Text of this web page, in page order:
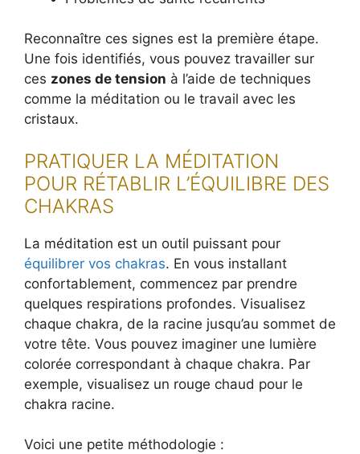
Reconnaître ces signes est la première étape.
Une fois identifiés, vous pouvez travailler sur
ces zones de tension à l’aide de techniques
comme la méditation ou le travail avec les
cristaux.
PRATIQUER LA MÉDITATION
POUR RÉTABLIR L’ÉQUILIBRE DES
CHAKRAS
La méditation est un outil puissant pour
équilibrer vos chakras. En vous installant
confortablement, commencez par prendre
quelques respirations profondes. Visualisez
chaque chakra, de la racine jusqu’au sommet de
votre tête. Vous pouvez imaginer une lumière
colorée correspondant à chaque chakra. Par
exemple, visualisez un rouge chaud pour le
chakra racine.
Voici une petite méthodologie :